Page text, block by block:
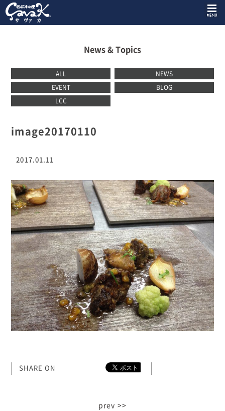
News & Topics
ALL
NEWS
EVENT
BLOG
LCC
image20170110
2017.01.11
SHARE ON
prev >>